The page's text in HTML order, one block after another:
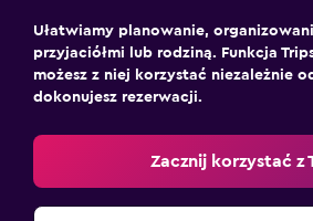
Ułatwiamy planowanie,
przyjaciółmi lub rodziną. Funkcja
możesz z niej korzystać niezależnie
dokonujesz rezerwacji.
Zacznij korzystać z